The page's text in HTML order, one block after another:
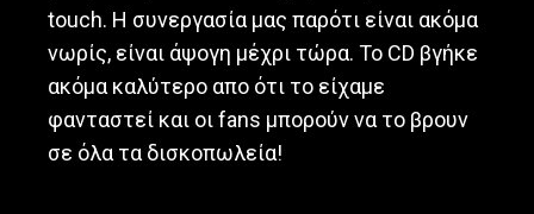
touch. Η συνεργασία μας παρότι είναι ακόμα
νωρίς, είναι άψογη μέχρι τώρα. Το CD βγήκε
ακόμα καλύτερο απο ότι το είχαμε
φανταστεί και οι fans μπορούν να το βρουν
σε όλα τα δισκοπωλεία!